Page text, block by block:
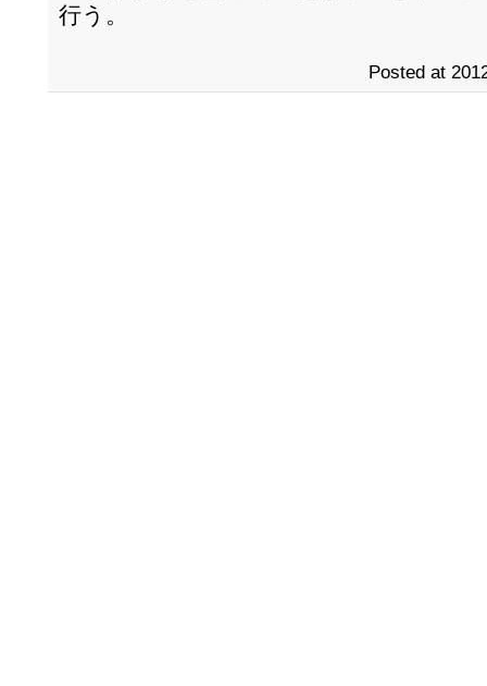
行う。
Posted at